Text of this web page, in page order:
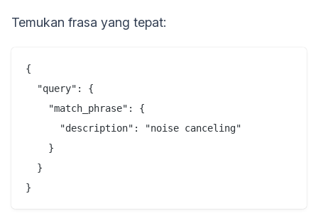
Temukan frasa yang tepat:
{
  "query": {
    "match_phrase": {
      "description": "noise canceling"
    }
  }